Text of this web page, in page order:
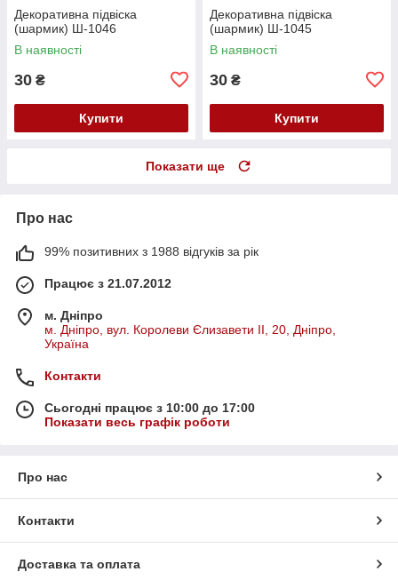
Декоративна підвіска
(шармик) Ш-1046
В наявності
30 ₴
Купити
Декоративна підвіска
(шармик) Ш-1045
В наявності
30 ₴
Купити
Показати ще
Про нас
99% позитивних з 1988 відгуків за рік
Працює з 21.07.2012
м. Дніпро
м. Дніпро, вул. Королеви Єлизавети ІІ, 20, Дніпро,
Україна
Контакти
Сьогодні працює з 10:00 до 17:00
Показати весь графік роботи
Про нас
Контакти
Доставка та оплата